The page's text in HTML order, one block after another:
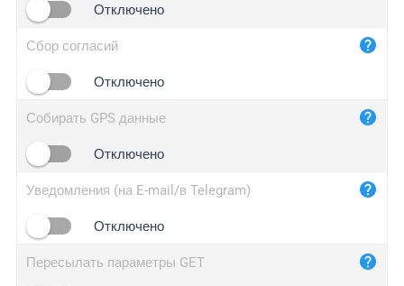
2no.co
yip.su
iplogger.info
Отключено
Сбор согласий
Отключено
Собирать GPS данные
Отключено
Уведомления (на E-mail/в Telegram)
Отключено
Пересылать параметры GET